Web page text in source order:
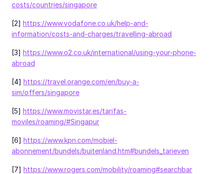
costs/countries/singapore
[2] https://www.vodafone.co.uk/help-and-
information/costs-and-charges/travelling-abroad
[3] https://www.o2.co.uk/international/using-your-phone-
abroad
[4] https://travel.orange.com/en/buy-a-
sim/offers/singapore
[5] https://www.movistar.es/tarifas-
moviles/roaming/#Singapur
[6] https://www.kpn.com/mobiel-
abonnement/bundels/buitenland.htm#bundels_tarieven
[7] https://www.rogers.com/mobility/roaming#searchbar